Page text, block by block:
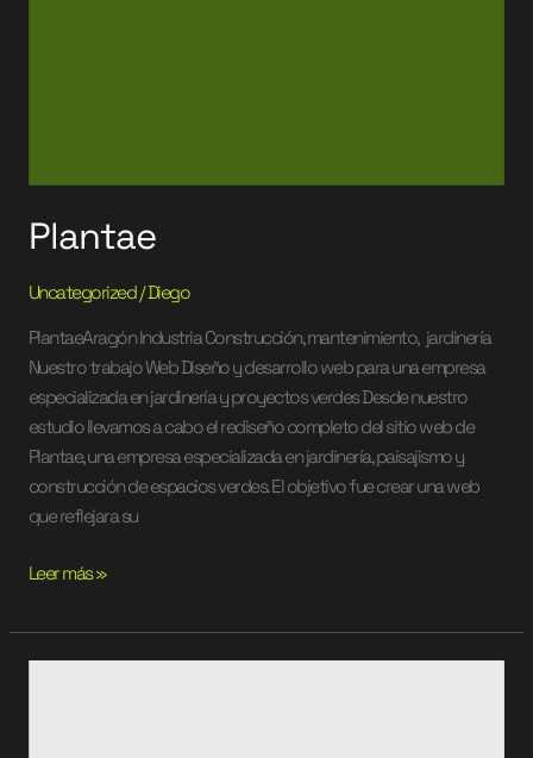
Plantae
Uncategorized/Diego
PlantaeAragón Industria Construcción, mantenimiento, jardinería
Nuestro trabajo Web Diseño y desarrollo web para una empresa
especializada en jardinería y proyectos verdes Desde nuestro
estudio llevamos a cabo el rediseño completo del sitio web de
Plantae, una empresa especializada en jardinería, paisajismo y
construcción de espacios verdes. El objetivo fue crear una web
que reflejara su
Leer más »